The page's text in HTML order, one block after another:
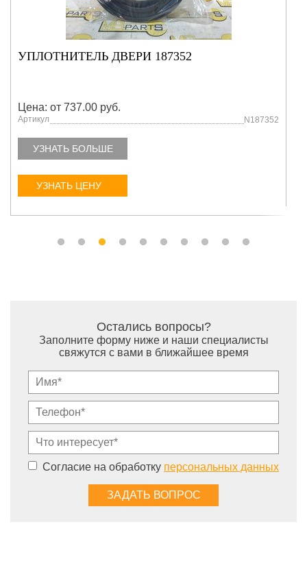
ДВЕРИ 187352
руб.
Артикул
Остались вопросы?
Заполните форму ниже и наши специалисты
свяжутся с вами в ближайшее время
Согласие на обработку персональных данных